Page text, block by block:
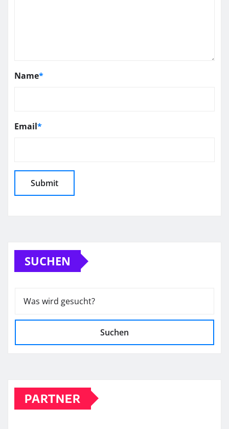
Name*
Email*
SUCHEN
Suchen
PARTNER